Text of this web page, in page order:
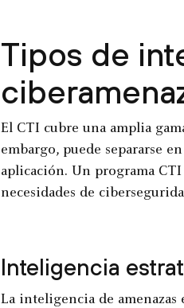
Tipos de
El CTI cubre una amplia
embargo, puede separarse
aplicación. Un programa
necesidades de
Inteligencia
La inteligencia de amenazas